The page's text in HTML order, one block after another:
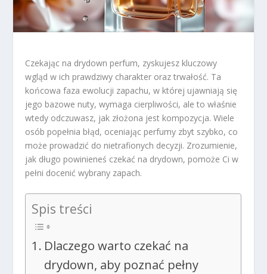
Czekając na drydown perfum, zyskujesz kluczowy
wgląd w ich prawdziwy charakter oraz trwałość. Ta
końcowa faza ewolucji zapachu, w której ujawniają się
jego bazowe nuty, wymaga cierpliwości, ale to właśnie
wtedy odczuwasz, jak złożona jest kompozycja. Wiele
osób popełnia błąd, oceniając perfumy zbyt szybko, co
może prowadzić do nietrafionych decyzji. Zrozumienie,
jak długo powinieneś czekać na drydown, pomoże Ci w
pełni docenić wybrany zapach.
Spis treści
Dlaczego warto czekać na
drydown, aby poznać pełny